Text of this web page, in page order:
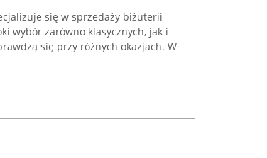
się w sprzedaży biżuterii
wybór zarówno klasycznych, jak i
się przy różnych okazjach. W